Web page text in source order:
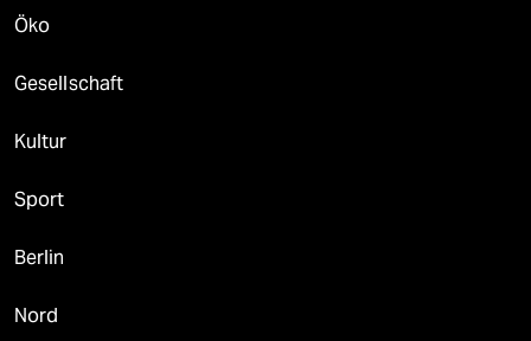
Öko
Gesellschaft
Kultur
Sport
Berlin
Nord